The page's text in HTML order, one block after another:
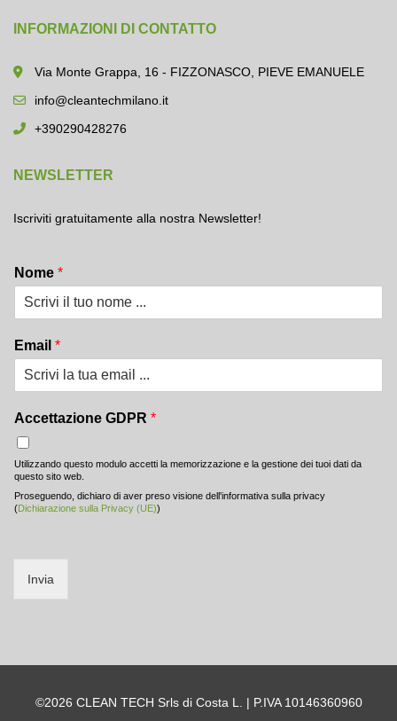
INFORMAZIONI DI CONTATTO
Via Monte Grappa, 16 - FIZZONASCO, PIEVE EMANUELE
info@cleantechmilano.it
+390290428276
NEWSLETTER
Iscriviti gratuitamente alla nostra Newsletter!
Nome *
Email *
Accettazione GDPR *
Utilizzando questo modulo accetti la memorizzazione e la gestione dei tuoi dati da
questo sito web.
Proseguendo, dichiaro di aver preso visione dell'informativa sulla privacy
(Dichiarazione sulla Privacy (UE))
Invia
©2026 CLEAN TECH Srls di Costa L. | P.IVA 10146360960